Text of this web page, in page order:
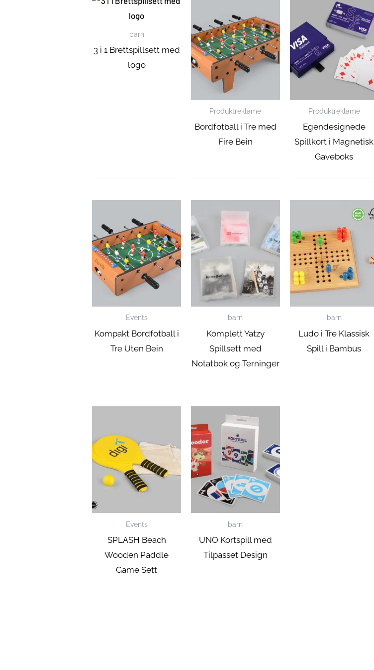
barn
3 i 1 Brettspillsett med
logo
Produktreklame
Bordfotball i Tre med
Fire Bein
Produktreklame
Egendesignede
Spillkort i Magnetisk
Gaveboks
Events
Kompakt Bordfotball i
Tre Uten Bein
barn
Komplett Yatzy
Spillsett med
Notatbok og Terninger
barn
Ludo i Tre Klassisk
Spill i Bambus
Events
SPLASH Beach
Wooden Paddle
Game Sett
barn
UNO Kortspill med
Tilpasset Design